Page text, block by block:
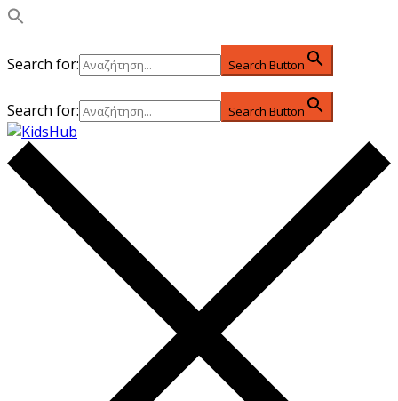
Search for: Search Button
Search for: Search Button